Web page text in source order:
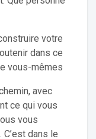
votre
dans ce
vous-mêmes
avec
ce qui vous
vous
dans le